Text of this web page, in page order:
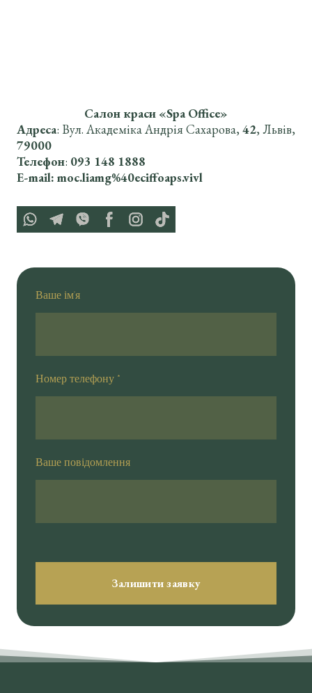
Салон краси «Spa Office»
Адреса: Вул. Академіка Андрія Сахарова, 42, Львів,
79000
Телефон: 093 148 1888
E-mail: moc.liamg%40eciffoaps.vivl
Ваше ім'я
Номер телефону *
Ваше повідомлення
Залишити заявку